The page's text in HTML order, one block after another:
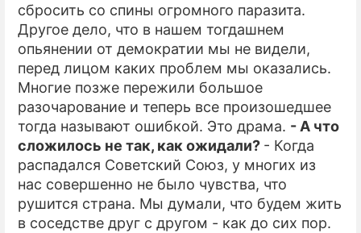
сбросить со спины огромного паразита.
Другое дело, что в нашем тогдашнем
опьянении от демократии мы не видели,
перед лицом каких проблем мы оказались.
Многие позже пережили большое
разочарование и теперь все произошедшее
тогда называют ошибкой. Это драма. - А что
сложилось не так, как ожидали? - Когда
распадался Советский Союз, у многих из
нас совершенно не было чувства, что
рушится страна. Мы думали, что будем жить
в соседстве друг с другом - как до сих пор.